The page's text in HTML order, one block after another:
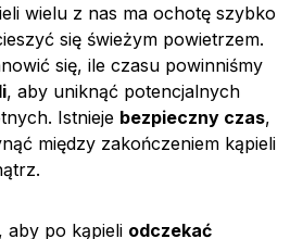
wielu z nas ma ochotę szybko
się świeżym powietrzem.
się, ile czasu powinniśmy
, aby uniknąć potencjalnych
Istnieje bezpieczny czas,
między zakończeniem kąpieli
aby po kąpieli odczekać